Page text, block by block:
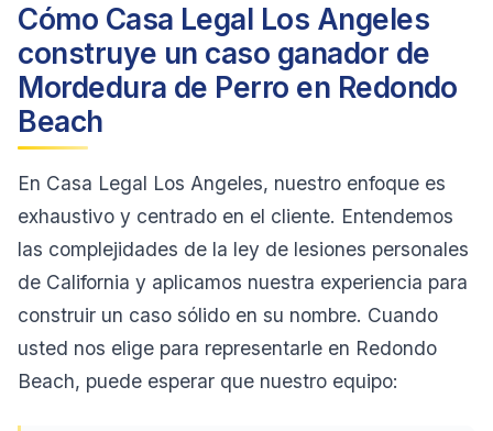
Cómo Casa Legal Los Angeles
construye un caso ganador de
Mordedura de Perro en Redondo
Beach
En Casa Legal Los Angeles, nuestro enfoque es
exhaustivo y centrado en el cliente. Entendemos
las complejidades de la ley de lesiones personales
de California y aplicamos nuestra experiencia para
construir un caso sólido en su nombre. Cuando
usted nos elige para representarle en Redondo
Beach, puede esperar que nuestro equipo: